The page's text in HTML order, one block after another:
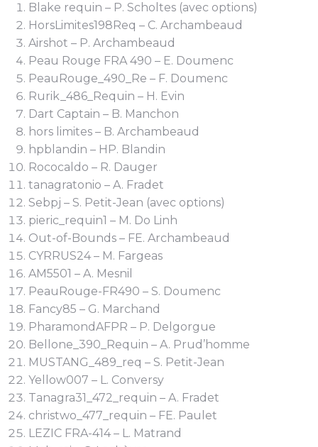
Blake requin – P. Scholtes (avec options)
HorsLimites198Req – C. Archambeaud
Airshot – P. Archambeaud
Peau Rouge FRA 490 – E. Doumenc
PeauRouge_490_Re – F. Doumenc
Rurik_486_Requin – H. Evin
Dart Captain – B. Manchon
hors limites – B. Archambeaud
hpblandin – HP. Blandin
Rococaldo – R. Dauger
tanagratonio – A. Fradet
Sebpj – S. Petit-Jean (avec options)
pieric_requin1 – M. Do Linh
Out-of-Bounds – FE. Archambeaud
CYRRUS24 – M. Fargeas
AM5501 – A. Mesnil
PeauRouge-FR490 – S. Doumenc
Fancy85 – G. Marchand
PharamondAFPR – P. Delgorgue
Bellone_390_Requin – A. Prud’homme
MUSTANG_489_req – S. Petit-Jean
Yellow007 – L. Conversy
Tanagra31_472_requin – A. Fradet
christwo_477_requin – FE. Paulet
LEZIC FRA-414 – L. Matrand